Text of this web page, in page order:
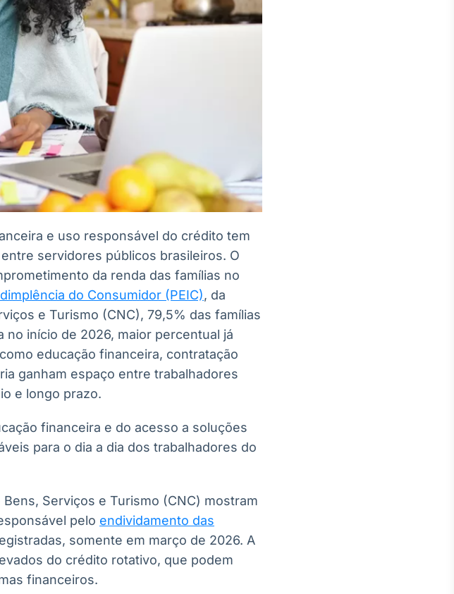
e uso responsável do crédito tem
servidores públicos brasileiros. O
da renda das famílias no
do Consumidor (PEIC), da
e Turismo (CNC), 79,5% das famílias
início de 2026, maior percentual já
educação financeira, contratação
ganham espaço entre trabalhadores
e longo prazo.
financeira e do acesso a soluções
para o dia a dia dos trabalhadores do
Serviços e Turismo (CNC) mostram
pelo endividamento das
somente em março de 2026. A
do crédito rotativo, que podem
financeiros.